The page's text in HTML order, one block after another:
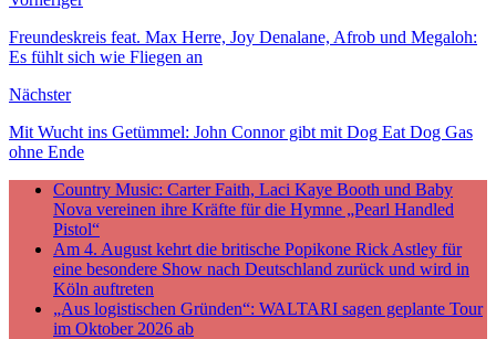
Teilen
Freundeskreis feat. Max Herre, Joy Denalane, Afrob und Megaloh:
Es fühlt sich wie Fliegen an
Nächster
Mit Wucht ins Getümmel: John Connor gibt mit Dog Eat Dog Gas
ohne Ende
Country Music: Carter Faith, Laci Kaye Booth und Baby
Nova vereinen ihre Kräfte für die Hymne „Pearl Handled
Pistol“
Am 4. August kehrt die britische Popikone Rick Astley für
eine besondere Show nach Deutschland zurück und wird in
Köln auftreten
„Aus logistischen Gründen“: WALTARI sagen geplante Tour
im Oktober 2026 ab